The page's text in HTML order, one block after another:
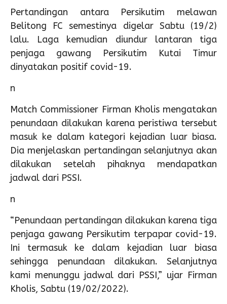
Pertandingan antara Persikutim melawan
Belitong FC semestinya digelar Sabtu (19/2)
lalu. Laga kemudian diundur lantaran tiga
penjaga gawang Persikutim Kutai Timur
dinyatakan positif covid-19.
n
Match Commissioner Firman Kholis mengatakan
penundaan dilakukan karena peristiwa tersebut
masuk ke dalam kategori kejadian luar biasa.
Dia menjelaskan pertandingan selanjutnya akan
dilakukan setelah pihaknya mendapatkan
jadwal dari PSSI.
n
“Penundaan pertandingan dilakukan karena tiga
penjaga gawang Persikutim terpapar covid-19.
Ini termasuk ke dalam kejadian luar biasa
sehingga penundaan dilakukan. Selanjutnya
kami menunggu jadwal dari PSSI,” ujar Firman
Kholis, Sabtu (19/02/2022).